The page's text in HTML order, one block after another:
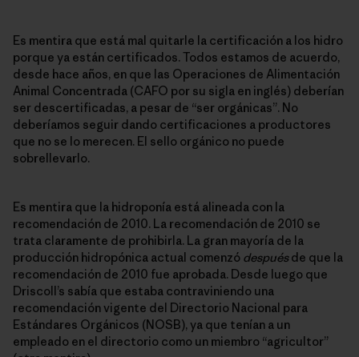
Es mentira que está mal quitarle la certificación a los hidro
porque ya están certificados. Todos estamos de acuerdo,
desde hace años, en que las Operaciones de Alimentación
Animal Concentrada (CAFO por su sigla en inglés) deberían
ser descertificadas, a pesar de “ser orgánicas”. No
deberíamos seguir dando certificaciones a productores
que no se lo merecen. El sello orgánico no puede
sobrellevarlo.
Es mentira que la hidroponía está alineada con la
recomendación de 2010. La recomendación de 2010 se
trata claramente de prohibirla. La gran mayoría de la
producción hidropónica actual comenzó despuésde que la
recomendación de 2010 fue aprobada. Desde luego que
Driscoll’s sabía que estaba contraviniendo una
recomendación vigente del Directorio Nacional para
Estándares Orgánicos (NOSB), ya que tenían a un
empleado en el directorio como un miembro “agricultor”